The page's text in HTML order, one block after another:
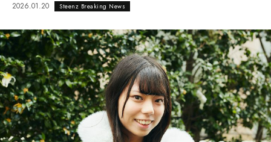
2026.01.20 Steenz Breaking News